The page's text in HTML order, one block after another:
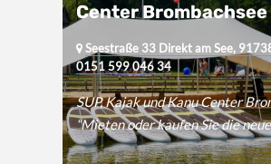
Center Brombachsee
Seestraße 33 Direkt am See,
0151 599 046 34
SUP, Kajak und Kanu Center
“Mieten oder kaufen Sie die